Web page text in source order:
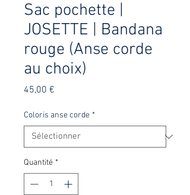
Sac pochette |
JOSETTE | Bandana
rouge (Anse corde
au choix)
45,00 €
Coloris anse corde *
Quantité *